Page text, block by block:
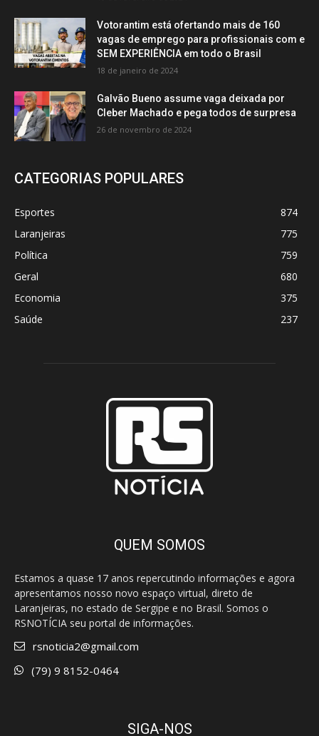
Votorantim está ofertando mais de 160
vagas de emprego para profissionais com e
SEM EXPERIÊNCIA em todo o Brasil
18 de janeiro de 2024
Galvão Bueno assume vaga deixada por
Cleber Machado e pega todos de surpresa
26 de novembro de 2024
CATEGORIAS POPULARES
Esportes
874
Laranjeiras
775
Política
759
Geral
680
Economia
375
Saúde
237
QUEM SOMOS
Estamos a quase 17 anos repercutindo informações e agora
apresentamos nosso novo espaço virtual, direto de
Laranjeiras, no estado de Sergipe e no Brasil. Somos o
RSNOTÍCIA seu portal de informações.
rsnoticia2@gmail.com
(79) 9 8152-0464
SIGA-NOS